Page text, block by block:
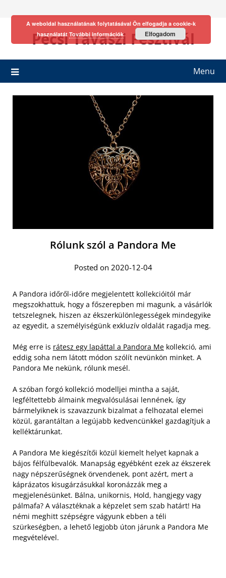
Pécsi Tavaszi Fesztivál
Menu
Rólunk szól a Pandora Me
Posted on 2020-12-04
A Pandora időről-időre megjelentett kollekcióitól már
megszokhattuk, hogy a főszerepben mi magunk, a vásárlók
tetszelegnek, hiszen az ékszerkülönlegességek mindegyike
az egyedit, a személyiségünk exkluzív oldalát ragadja meg.
Még erre is rátesz egy lapáttal a Pandora Me kollekció, ami
eddig soha nem látott módon szólít nevünkön minket. A
Pandora Me nekünk, rólunk mesél.
A szóban forgó kollekció modelljei mintha a saját,
legféltettebb álmaink megvalósulásai lennének, így
bármelyiknek is szavazzunk bizalmat a felhozatal elemei
közül, garantáltan a legújabb kedvencünkkel gazdagítjuk a
kelléktárunkat.
A Pandora Me kiegészítői közül kiemelt helyet kapnak a
bájos félfülbevalók. Manapság egyébként ezek az ékszerek
nagy népszerűségnek örvendenek, pont azért, mert a
káprázatos kisugárzásukkal koronázzák meg a
megjelenésünket. Bálna, unikornis, Hold, hangjegy vagy
pálmafa? A választéknak a képzelet sem szab határt! Ha
némi meghitt szépségre vágyunk ebben a téli
szürkeségben, a lehető legjobb úton járunk a Pandora Me
megvételével.
A weboldal használatának folytatásával Ön elfogadja a cookie-k
használatát További információk Elfogadom